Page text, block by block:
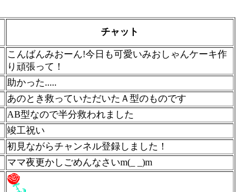
チャット
こんばんみおーん!今日も可愛いみおしゃんケーキ作
り頑張って！
助かった.....
あのとき救っていただいたＡ型のものです
AB型なので半分救われました
竣工祝い
初見ながらチャンネル登録しました！
ママ夜更かしごめんなさいm(_ _)m